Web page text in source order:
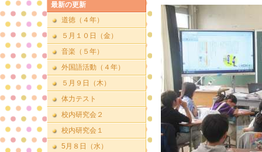
最新の更新
道徳（４年）
５月１０日（金）
音楽（５年）
外国語活動（４年）
５月９日（木）
体力テスト
校内研究会２
校内研究会１
5月８日（水）